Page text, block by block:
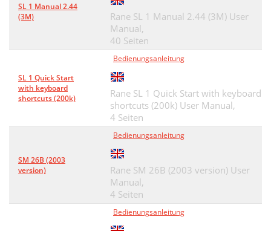
SL 1 Manual 2.44
(3M)
Rane SL 1 Manual 2.44 (3M) User
Manual,
40 Seiten
SL 1 Quick Start
with keyboard
shortcuts (200k)
Bedienungsanleitung
Rane SL 1 Quick Start with keyboard
shortcuts (200k) User Manual,
4 Seiten
SM 26B (2003
version)
Bedienungsanleitung
Rane SM 26B (2003 version) User
Manual,
4 Seiten
Bedienungsanleitung